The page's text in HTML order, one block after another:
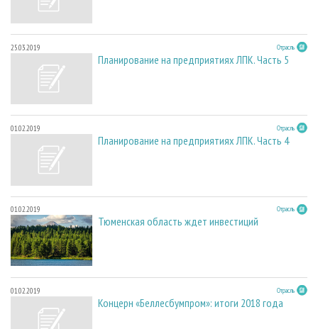
25.03.2019 Отрасль
Планирование на предприятиях ЛПК. Часть 5
01.02.2019 Отрасль
Планирование на предприятиях ЛПК. Часть 4
01.02.2019 Отрасль
Тюменская область ждет инвестиций
01.02.2019 Отрасль
Концерн «Беллесбумпром»: итоги 2018 года